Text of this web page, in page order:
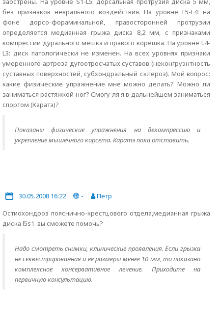
без признаков неврального воздействия. На уровне L5-L4: на
фоне дорсо-фораминальной, правосторонней протрузии
определяется медианная грыжа диска 8,2 мм, с признаками
компрессии дурального мешка и правого корешка. На уровне L4-
L3: диск патологически не изменен. На всех уровнях признаки
умеренного артроза дугоотросчатых суставов (неконгруэнтность
суставных поверхностей, субхондральный склероз). Мой вопрос:
какие физические упражнение мне можно делать? Можно ли
заниматься растяжкой ног? Смогу ля я в дальнейшем заниматься
спортом (Каратэ)?
Показаны физические упражнения на декомпрессию и
укрепление мышечного корсета. Каратэ пока отставить.
30.05.2008 16:22 -
Петр
Остиохондроз пояснично-крестцового отдела,медианная грыжа
диска l5s1. вы сможете помочь?
Надо смотреть снимки, клинические проявления. Если грыжа
не секвестрированная и её размеры менее 10 мм, то показано
комплексное консервативное лечение. Приходите на
первичную консультацию.